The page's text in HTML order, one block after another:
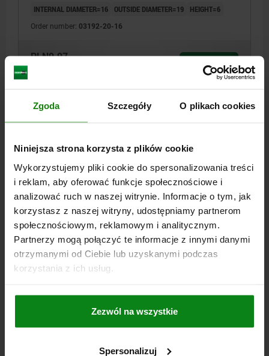
Zgoda Szczegóły O plikach cookies
Niniejsza strona korzysta z plików cookie
Wykorzystujemy pliki cookie do spersonalizowania treści
i reklam, aby oferować funkcje społecznościowe i
analizować ruch w naszej witrynie. Informacje o tym, jak
korzystasz z naszej witryny, udostępniamy partnerom
społecznościowym, reklamowym i analitycznym.
Partnerzy mogą połączyć te informacje z innymi danymi
otrzymanymi od Ciebie lub uzyskanymi podczas
korzystania z ich usług.
Zezwól na wszystkie
Spersonalizuj
INTERNAL DIAMETER=16 OUTSIDE DIAMETER=19 HEIGHT=6
Order number: 03192-20-16
PLN9.97
DETAILS
03192-20
SPACER RING, H=7, D=16, D1=19, STAINLESS STEEL
BRIGHT
INTERNAL DIAMETER=16 OUTSIDE DIAMETER=19 HEIGHT=7
PLN9.97